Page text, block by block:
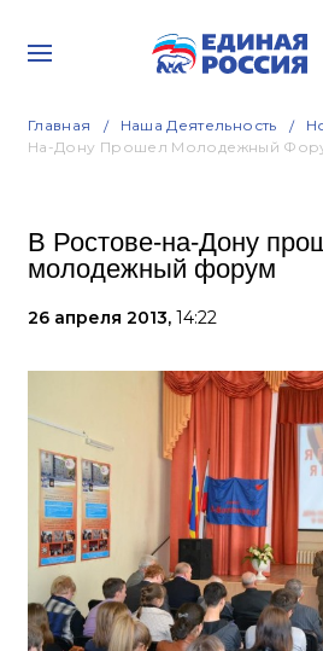
Главная Наша Деятельность
На-Дону Прошел Молодежный
В Ростове-на-Дону
молодежный форум
26 апреля 2013, 14:22